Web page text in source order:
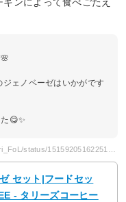
ェノベーゼはいかがです
😋✨
セット|フードセッ
- タリーズコーヒー